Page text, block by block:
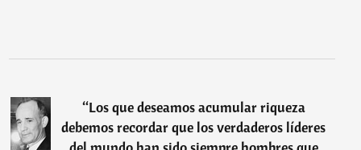
“Los que deseamos acumular riqueza
debemos recordar que los verdaderos líderes